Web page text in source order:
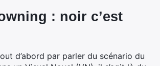
: noir c’est
d’abord par parler du scénario du